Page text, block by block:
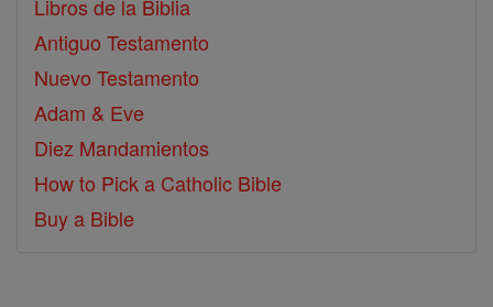
Libros de la Biblia
Antiguo Testamento
Nuevo Testamento
Adam & Eve
Diez Mandamientos
How to Pick a Catholic Bible
Buy a Bible